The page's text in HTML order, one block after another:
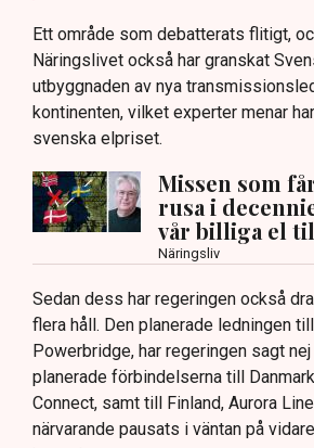
Ett område som debatterats flitigt,
Näringslivet också har granskat
utbyggnaden av nya
kontinenten, vilket experter menar
svenska elpriset.
Missen som
rusa i
vår billiga el
Näringsliv
Sedan dess har regeringen också
flera håll. Den planerade ledningen
Powerbridge, har regeringen sagt
planerade förbindelserna till
Connect, samt till Finland, Aurora
närvarande pausats i väntan på